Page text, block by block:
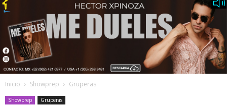
Inicio Showprep Gruperas
Showprep Gruperas